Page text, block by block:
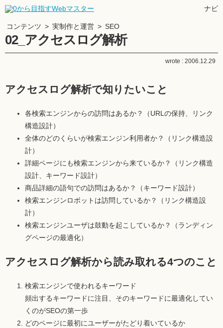
ナビ
コンテンツ > 実制作と運営 > SEO
02_アクセスログ解析
wrote : 2006.12.29
アクセスログ解析で知りたいこと
各検索エンジンからの訪問はあるか？（URLの保持、リンク
構造設計）
全体のどのくらいが検索エンジン利用者か？（リンク構造設
計）
詳細ページにも検索エンジンから来ているか？（リンク構造
設計、キーワード設計）
商品詳細の語句での訪問はあるか？（キーワード設計）
検索エンジンロボットは訪問しているか？（リンク構造設
計）
検索エンジンユーザは鼓動を起こしているか？（ランディン
グページの最適化）
アクセスログ解析から読み取れる4つのこと
検索エンジンで使われるキーワード
頻出するキーワードに注目、そのキーワードに最適化してい
くのがSEOの第一歩
どのページに最初にユーザーがたどり着いているか